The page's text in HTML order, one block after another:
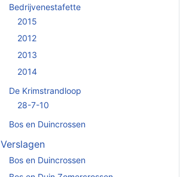
Bedrijvenestafette
2015
2012
2013
2014
De Krimstrandloop
28-7-10
Bos en Duincrossen
Verslagen
Bos en Duincrossen